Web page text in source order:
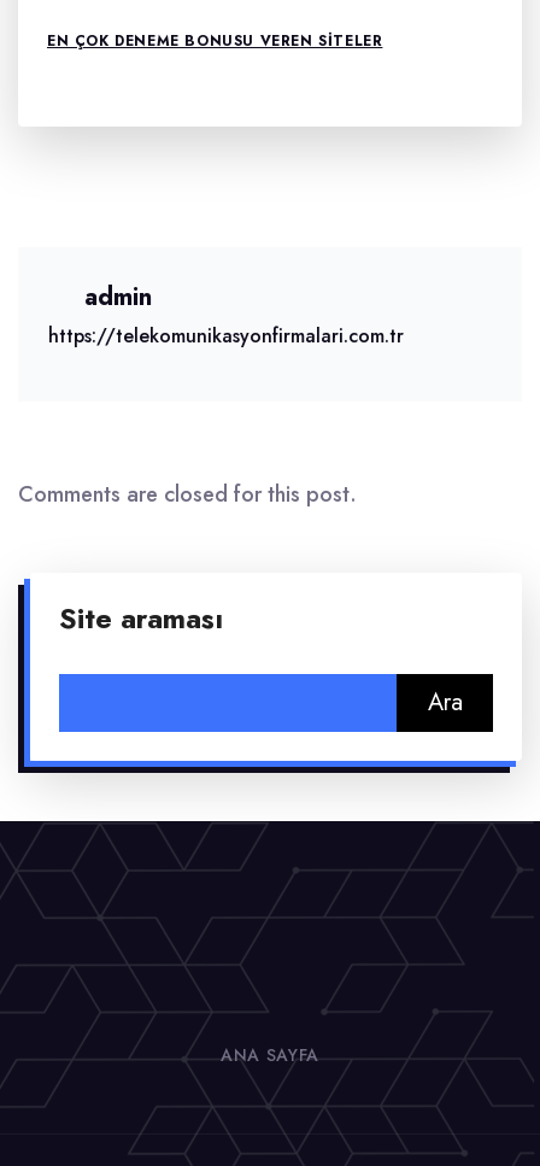
EN ÇOK DENEME BONUSU VEREN SITELER
admin
https://telekomunikasyonfirmalari.com.tr
Comments are closed for this post.
Site araması
ANA SAYFA